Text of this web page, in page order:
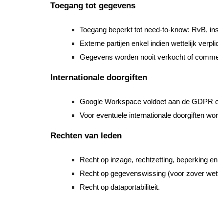
Toegang tot gegevens
Toegang beperkt tot need-to-know: RvB,
Externe partijen enkel indien wettelijk
Gegevens worden nooit verkocht of
Internationale doorgiften
Google Workspace voldoet aan de GDPR
Voor eventuele internationale doorgiften
Rechten van leden
Recht op inzage, rechtzetting, beperking
Recht op gegevenswissing (voor zover
Recht op dataportabiliteit.